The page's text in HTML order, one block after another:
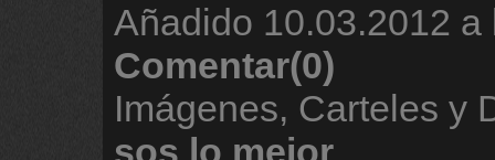
Añadido 10.03.2012 a
Comentar(0)
Imágenes, Carteles y
sos lo mejor